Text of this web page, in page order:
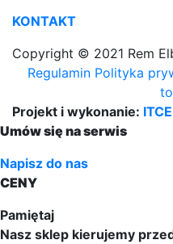
KONTAKT
Copyright © 2021 Rem
Regulamin Polityka
Projekt i wykonanie:
Umów się na serwis
Napisz do nas
CENY
Pamiętaj
Nasz sklep kierujemy